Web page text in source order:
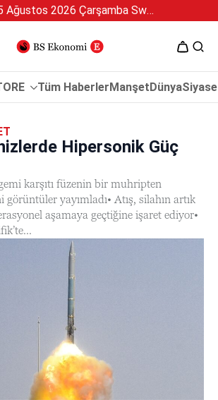
5 Ağustos 2026 Çarşamba Swan Özel 2
Tüm HaberlerManşetDünya
Hipersonik Güç
karşıtı füzenin bir muhripten
görüntüler yayımladı• Atış, silahın artık
aşamaya geçtiğine işaret ediyor•